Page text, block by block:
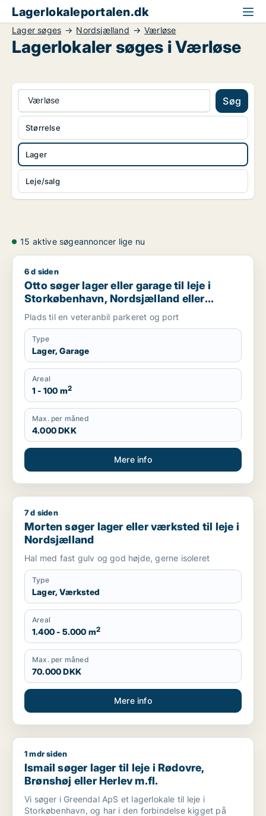
Lagerlokaleportalen.dk
Lager søges Nordsjælland Værløse
Lagerlokaler søges i Værløse
Værløse Søg
Lager
Leje/salg
Størrelse
15 aktive søgeannoncer lige nu
Otto søger lager eller garage til leje i Storkøbenhavn,
6 d siden
Otto søger lager eller garage til leje i
Storkøbenhavn, Nordsjælland eller
Region Sjælland
Plads til en veteranbil parkeret og port
Type
Lager, Garage
Areal
1 - 100 m2
Max. per måned
4.000 DKK
Mere info
Morten søger lager eller værksted til leje i Nordsjælland
7 d siden
Morten søger lager eller værksted til leje i
Nordsjælland
Hal med fast gulv og god højde, gerne isoleret
Type
Lager, Værksted
Areal
1.400 - 5.000 m2
Max. per måned
70.000 DKK
Mere info
Ismail søger lager til leje i Rødovre, Brønshøj eller Herlev
1 mdr siden
Ismail søger lager til leje i Rødovre,
Brønshøj eller Herlev m.fl.
Vi søger i Greendal ApS et lagerlokale til leje i
Storkøbenhavn, og har i den forbindelse kigget på